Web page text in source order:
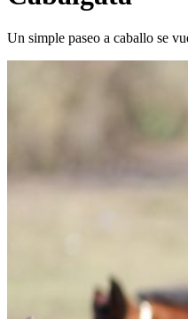
Un simple paseo a caballo se